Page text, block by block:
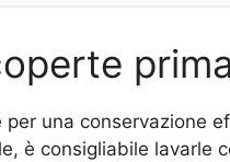
una conservazione
è consigliabile lavarle